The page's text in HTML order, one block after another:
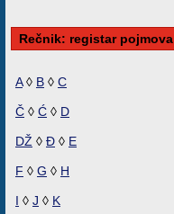
Rečnik: registar pojmova
A◊ B ◊ C
Č ◊ Ć ◊ D
DŽ ◊ Đ ◊ E
F ◊ G ◊ H
I ◊ J ◊ K